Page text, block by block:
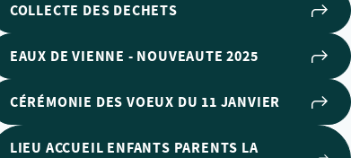
COLLECTE DES DECHETS
EAUX DE VIENNE - NOUVEAUTE 2025
CÉRÉMONIE DES VOEUX DU 11 JANVIER
LIEU ACCUEIL ENFANTS PARENTS LA